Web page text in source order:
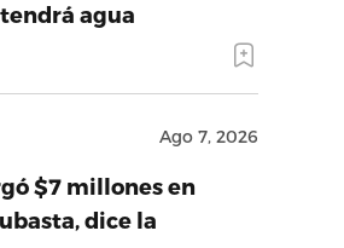
agua
Ago 7, 2026
$7 millones en
dice la